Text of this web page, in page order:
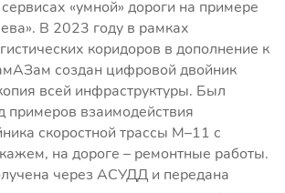
«умной» дороги на примере
В 2023 году в рамках
коридоров в дополнение к
создан цифровой двойник
всей инфраструктуры. Был
примеров взаимодействия
скоростной трассы М–11 с
на дороге – ремонтные работы.
через АСУДД и передана